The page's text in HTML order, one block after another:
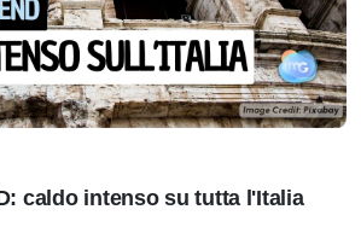
caldo intenso su tutta l'Italia